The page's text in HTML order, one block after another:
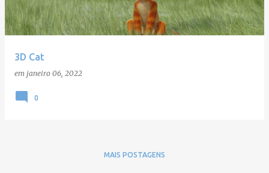
3D Cat
em janeiro 06, 2022
0
MAIS POSTAGENS